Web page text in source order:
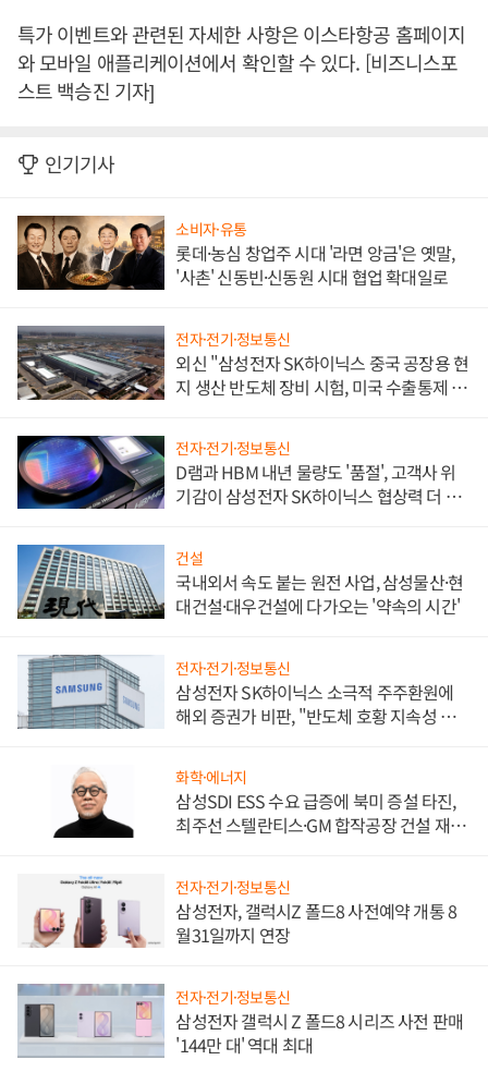
특가 이벤트와 관련된 자세한 사항은 이스타항공 홈페이지
와 모바일 애플리케이션에서 확인할 수 있다. [비즈니스포
스트 백승진 기자]
인기기사
소비자·유통
롯데·농심 창업주 시대 '라면 앙금'은 옛말,
'사촌' 신동빈·신동원 시대 협업 확대일로
전자·전기·정보통신
외신 "삼성전자 SK하이닉스 중국 공장용 현
지 생산 반도체 장비 시험, 미국 수출통제 대
전자·전기·정보통신
D램과 HBM 내년 물량도 '품절', 고객사 위
기감이 삼성전자 SK하이닉스 협상력 더 키
건설
국내외서 속도 붙는 원전 사업, 삼성물산·현
대건설·대우건설에 다가오는 '약속의 시간'
전자·전기·정보통신
삼성전자 SK하이닉스 소극적 주주환원에
해외 증권가 비판, "반도체 호황 지속성 의
화학·에너지
삼성SDI ESS 수요 급증에 북미 증설 타진,
최주선 스텔란티스·GM 합작공장 건설 재추
전자·전기·정보통신
삼성전자, 갤럭시Z 폴드8 사전예약 개통 8
월31일까지 연장
전자·전기·정보통신
삼성전자 갤럭시 Z 폴드8 시리즈 사전 판매
'144만 대' 역대 최대